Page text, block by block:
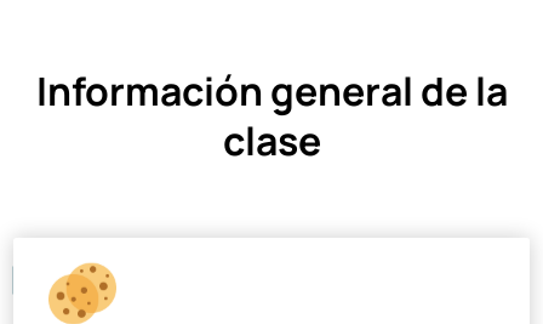
Información general de la
clase
Información legal